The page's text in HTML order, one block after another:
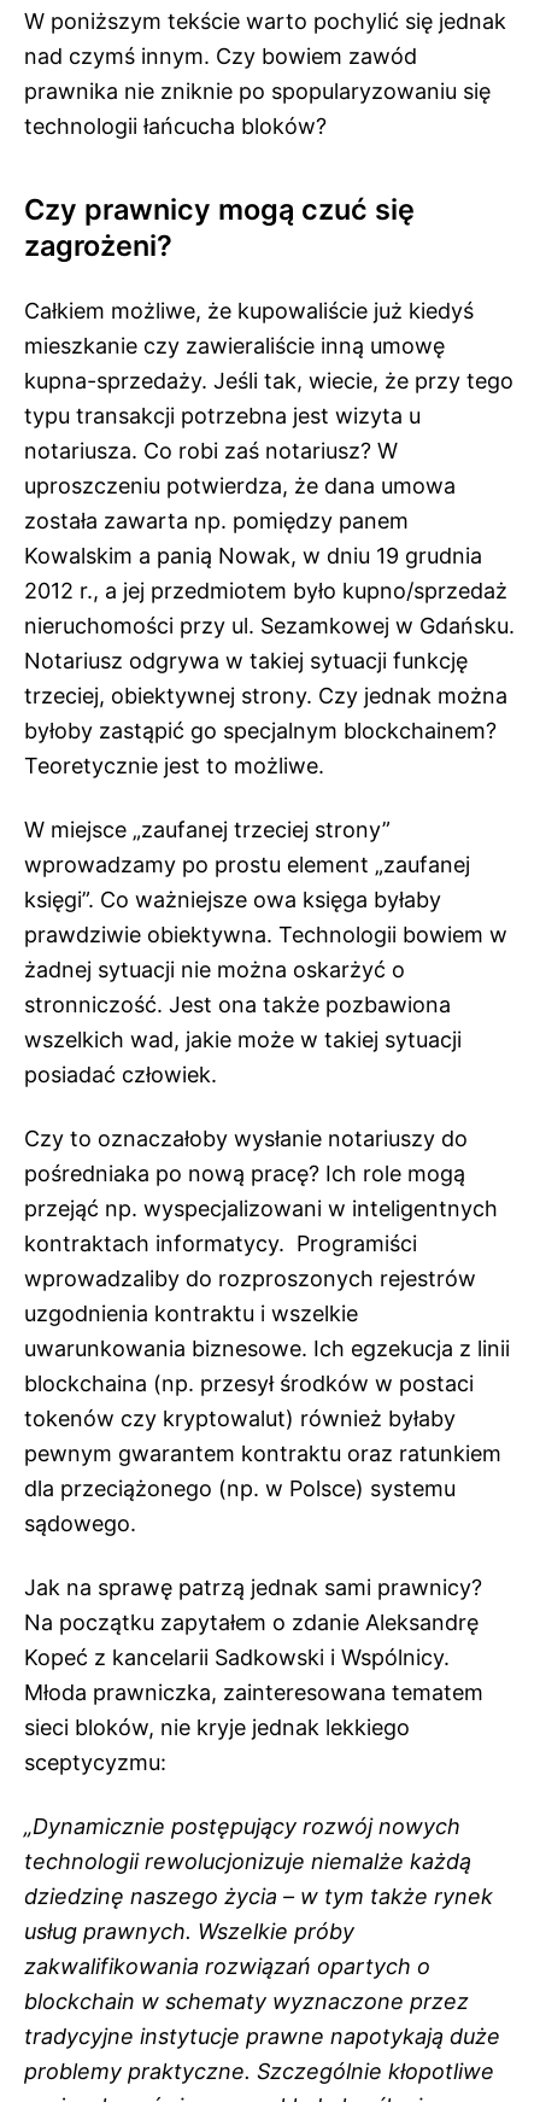
W poniższym tekście warto pochylić się jednak
nad czymś innym. Czy bowiem zawód
prawnika nie zniknie po spopularyzowaniu się
technologii łańcucha bloków?
Czy prawnicy mogą czuć się
zagrożeni?
Całkiem możliwe, że kupowaliście już kiedyś
mieszkanie czy zawieraliście inną umowę
kupna-sprzedaży. Jeśli tak, wiecie, że przy tego
typu transakcji potrzebna jest wizyta u
notariusza. Co robi zaś notariusz? W
uproszczeniu potwierdza, że dana umowa
została zawarta np. pomiędzy panem
Kowalskim a panią Nowak, w dniu 19 grudnia
2012 r., a jej przedmiotem było kupno/sprzedaż
nieruchomości przy ul. Sezamkowej w Gdańsku.
Notariusz odgrywa w takiej sytuacji funkcję
trzeciej, obiektywnej strony. Czy jednak można
byłoby zastąpić go specjalnym blockchainem?
Teoretycznie jest to możliwe.
W miejsce „zaufanej trzeciej strony”
wprowadzamy po prostu element „zaufanej
księgi”. Co ważniejsze owa księga byłaby
prawdziwie obiektywna. Technologii bowiem w
żadnej sytuacji nie można oskarżyć o
stronniczość. Jest ona także pozbawiona
wszelkich wad, jakie może w takiej sytuacji
posiadać człowiek.
Czy to oznaczałoby wysłanie notariuszy do
pośredniaka po nową pracę? Ich role mogą
przejąć np. wyspecjalizowani w inteligentnych
kontraktach informatycy. Programiści
wprowadzaliby do rozproszonych rejestrów
uzgodnienia kontraktu i wszelkie
uwarunkowania biznesowe. Ich egzekucja z linii
blockchaina (np. przesył środków w postaci
tokenów czy kryptowalut) również byłaby
pewnym gwarantem kontraktu oraz ratunkiem
dla przeciążonego (np. w Polsce) systemu
sądowego.
Jak na sprawę patrzą jednak sami prawnicy?
Na początku zapytałem o zdanie Aleksandrę
Kopeć z kancelarii Sadkowski i Wspólnicy.
Młoda prawniczka, zainteresowana tematem
sieci bloków, nie kryje jednak lekkiego
sceptycyzmu:
„Dynamicznie postępujący rozwój nowych
technologii rewolucjonizuje niemalże każdą
dziedzinę naszego życia – w tym także rynek
usług prawnych. Wszelkie próby
zakwalifikowania rozwiązań opartych o
blockchain w schematy wyznaczone przez
tradycyjne instytucje prawne napotykają duże
problemy praktyczne. Szczególnie kłopotliwe